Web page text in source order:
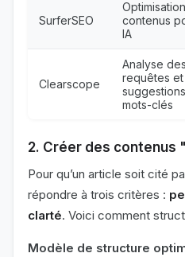
SurferSEO
contenus
IA
Clearscope
Analyse des
requêtes et
mots-clés
2. Créer des
Pour qu’un article soit cité
répondre à trois critères :
clarté. Voici comment
Modèle de structure